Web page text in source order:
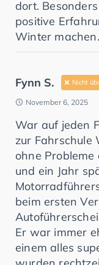
dort.
positive
Winter machen.
Fynn S. Nicht
November 6, 2025
War auf jeden
zur Fahrschule
ohne
und ein Jahr
beim ersten
Er war immer
einem alles